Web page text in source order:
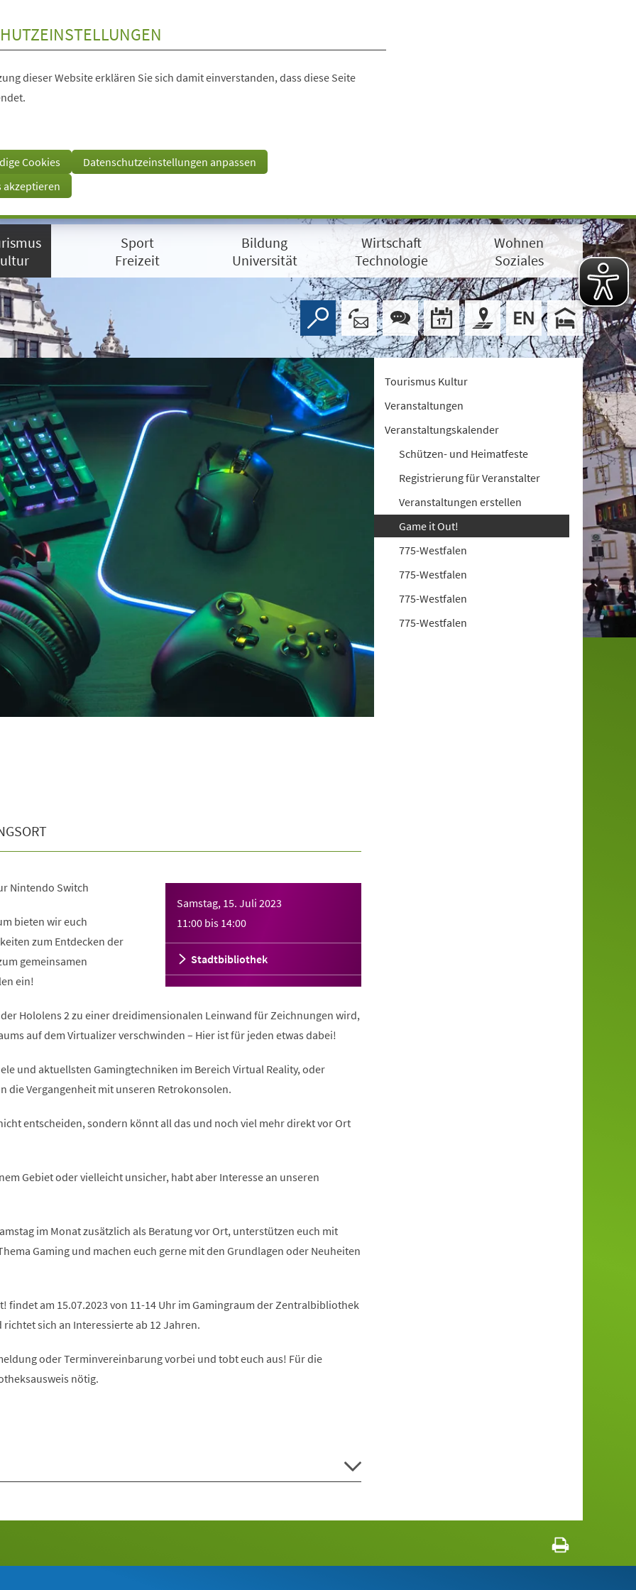
dieser Website erklären Sie sich damit einverstanden, dass diese Seite
Cookies
Datenschutzeinstellungen anpassen
akzeptieren
Sport
Freizeit
Bildung
Universität
Wirtschaft
Technologie
Wohnen
Soziales
Samstag, 15. Juli 2023
11:00 bis 14:00
Stadtbibliothek
Nintendo Switch
bieten wir euch
zum Entdecken der
gemeinsamen
ein!
Hololens 2 zu einer dreidimensionalen Leinwand für Zeichnungen wird,
auf dem Virtualizer verschwinden – Hier ist für jeden etwas dabei!
und aktuellsten Gamingtechniken im Bereich Virtual Reality, oder
die Vergangenheit mit unseren Retrokonsolen.
entscheiden, sondern könnt all das und noch viel mehr direkt vor Ort
Gebiet oder vielleicht unsicher, habt aber Interesse an unseren
im Monat zusätzlich als Beratung vor Ort, unterstützen euch mit
Gaming und machen euch gerne mit den Grundlagen oder Neuheiten
findet am 15.07.2023 von 11-14 Uhr im Gamingraum der Zentralbibliothek
sich an Interessierte ab 12 Jahren.
oder Terminvereinbarung vorbei und tobt euch aus! Für die
nötig.
Tourismus Kultur
Veranstaltungen
Veranstaltungskalender
Schützen- und Heimatfeste
Registrierung für Veranstalter
Veranstaltungen erstellen
Game it Out!
775-Westfalen
775-Westfalen
775-Westfalen
775-Westfalen